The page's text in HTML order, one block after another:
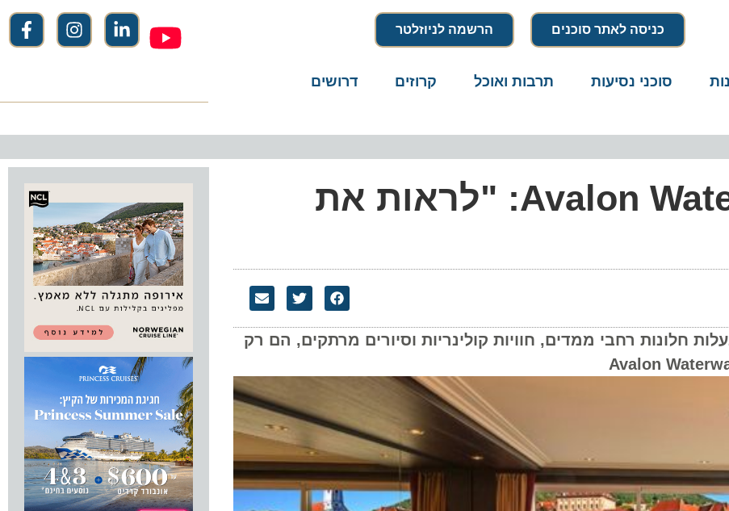
כניסה לאתר סוכנים הרשמה לניוזלטר
סוכני נסיעות תרבות ואוכל קרוזים דרושים
שייט נהרות ב-Avalon Waterways: "לראות את
רחבי ממדים, חוויות קולינריות וסיורים מרתקים, הם רק